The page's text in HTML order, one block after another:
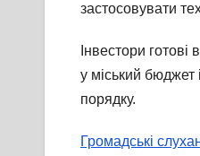
застосовувати
Інвестори
у міський бюджет
порядку.
Громадські